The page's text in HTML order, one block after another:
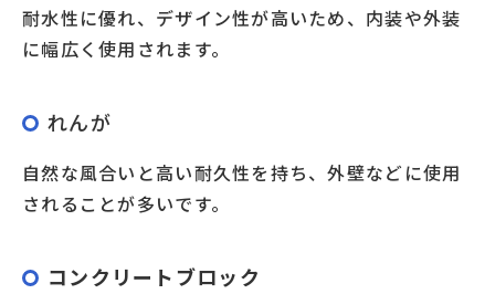
耐水性に優れ、デザイン性が高いため、内装や外装
に幅広く使用されます。
れんが
自然な風合いと高い耐久性を持ち、外壁などに使用
されることが多いです。
コンクリートブロック